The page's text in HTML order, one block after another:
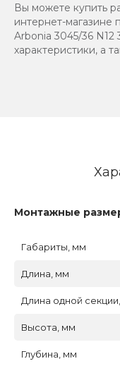
Вы можете купить
интернет-магазине
Arbonia 3045/36 N12
характеристики, а
Монтажные
Габариты, мм
Длина, мм
Длина одной
Высота, мм
Глубина, мм